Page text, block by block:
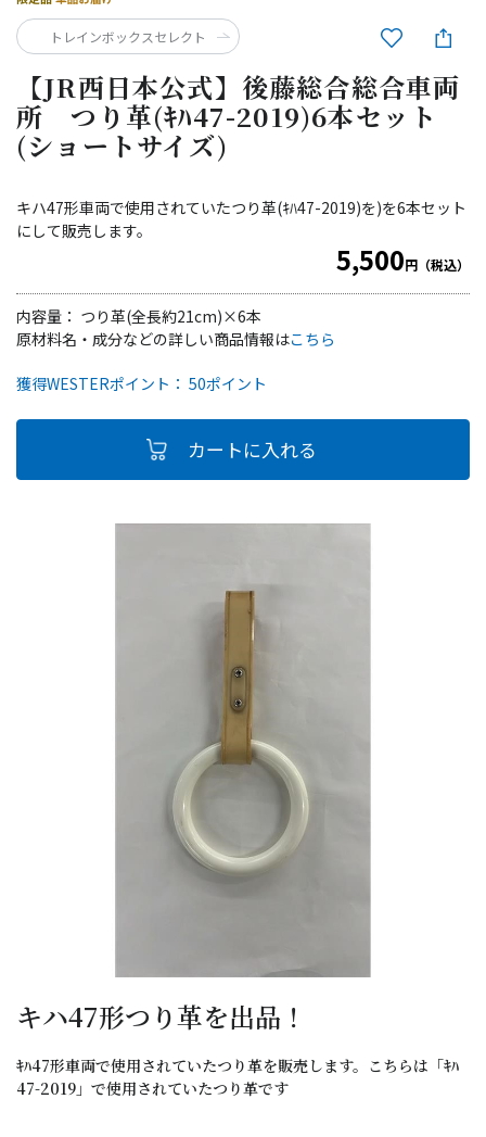
【JR西日本公式】後藤総合総合車両
所 つり革(ｷﾊ47-2019)6本セット
(ショートサイズ)
キハ47形車両で使用されていたつり革(ｷﾊ47-2019)を)を6本セット
にして販売します。
5,500円（税込）
内容量： つり革(全長約21cm)×6本
獲得WESTERポイント： 50ポイント
原材料名・成分などの詳しい商品情報はこちら
トレインボックスセレクト
キハ47形つり革を出品！
ｷﾊ47形車両で使用されていたつり革を販売します。こちらは「ｷﾊ
47-2019」で使用されていたつり革です